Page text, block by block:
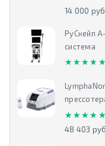
14 000
РуСкейп
система
★★★★★
★★★★★
★★★★★
★★★★★
48 403